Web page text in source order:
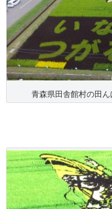
青森県田舎館村の田